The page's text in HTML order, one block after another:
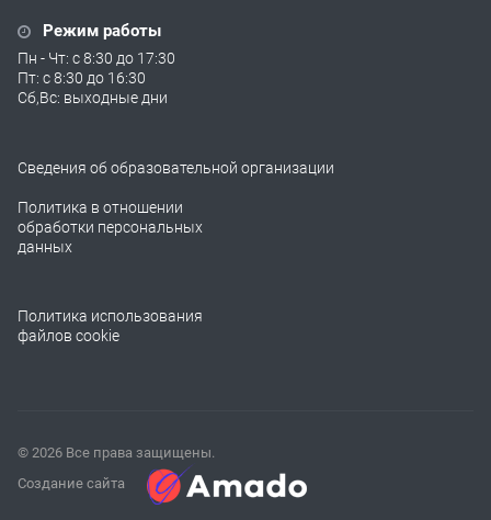
Режим работы
Пн - Чт: с 8:30 до 17:30
Пт: с 8:30 до 16:30
Сб,Вс: выходные дни
Сведения об образовательной организации
Политика в отношении
обработки персональных
данных
Политика использования
файлов cookie
© 2026 Все права защищены.
Создание сайта